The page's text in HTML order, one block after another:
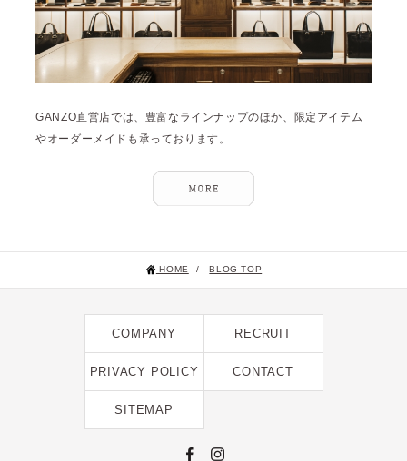
GANZO直営店では、豊富なラインナップのほか、限定アイテム
やオーダーメイドも承っております。
HOME / BLOG TOP
COMPANY RECRUIT
PRIVACY POLICY CONTACT
SITEMAP